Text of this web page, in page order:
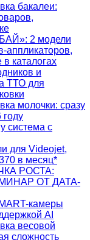
бакалеи:
2 модели
аппликаторов,
каталогах
и
ТТО для
молочки: сразу
система с
для Videojet,
в месяц*
РОСТА:
ОТ ДАТА-
камеры
AI
весовой
сложность